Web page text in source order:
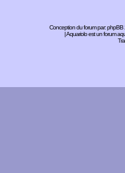
Conception du forum par:phpBB
| Aquariolo est un forum